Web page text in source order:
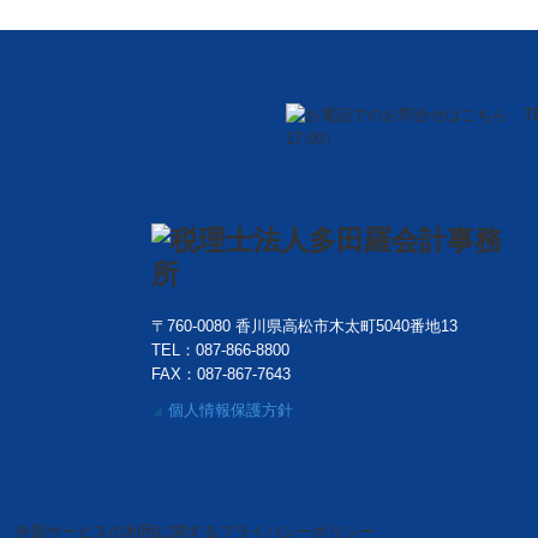
〒760-0080 香川県高松市木太町5040番地13
TEL： 087-866-8800
FAX：087-867-7643
個人情報保護方針
外部サービスの利用に関するプライバシーポリシー